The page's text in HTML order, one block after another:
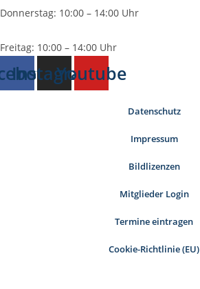
Donnerstag: 10:00 – 14:00 Uhr
Freitag: 10:00 – 14:00 Uhr
Instagram
Youtube
Datenschutz
Impressum
Bildlizenzen
Mitglieder Login
Termine eintragen
Cookie-Richtlinie (EU)